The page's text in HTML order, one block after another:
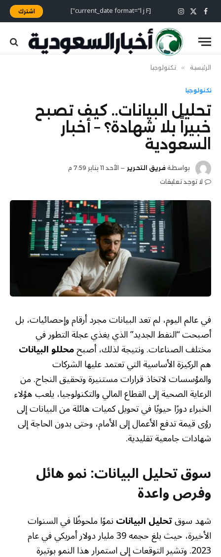
فيسبوك
X
(Twitter)
الانستغرام [current_date format="l j F"] اشترك
الرئيسية » تكنولوجيا
تكنولوجيا
تحليل البيانات.. كيف تصبح
خبيراً بلا شهادة؟ – أخبار
السعودية
بواسطة فريق التحرير
الأحد 11 يناير 7:59 م
لا توجد تعليقات
في عالم اليوم، لم تعد البيانات مجرد أرقام وإحصائيات، بل
أصبحت “النفط الجديد” الذي يغذي عجلة التطور في
مختلف الصناعات. ونتيجة لذلك، أصبحمحللو البيانات
هم الركيزة الأساسية التي تعتمد عليها الشركات
والمؤسسات لاتخاذ قرارات مستنيرة وتحقيق النجاح. من
الرعاية الصحية إلى القطاع المالي والتكنولوجيا، يلعب هؤلاء
الخبراء دورًا حيويًا في تحويل كميات هائلة من البيانات إلى
رؤى قيمة تدفع الأعمال إلى الأمام، وحتى بدون الحاجة إلى
شهادات جامعية تقليدية.
سوق تحليل البيانات: نمو هائل
وفرص واعدة
شهد سوقتحليل البياناتنموًا ملحوظًا في السنوات
الأخيرة، حيث بلغ حجمه 39 مليار دولار أمريكي في عام
2023. وتشير التوقعات إلى استمرار هذا النمو بوتيرة